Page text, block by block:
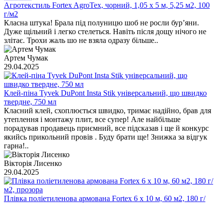
Агротекстиль Fortex AgroTex, чорний, 1,05 х 5 м, 5,25 м2, 100
г/м2
Класна штука! Брала під полуницю шоб не росли бур’яни.
Дуже щільний і легко стелеться. Навіть після дощу нічого не
злітає. Трохи жаль шо не взяла одразу більше..
Артем Чумак
29.04.2025
Клей-піна Tyvek DuPont Insta Stik універсальний, що швидко
твердне, 750 мл
Класний клей, схоплюється швидко, тримає надійно, брав для
утеплення і монтажу плит, все супер! Але найбільше
порадував продавець приємний, все підсказав і ще й конкурс
якийсь прикольний провів . Буду брати ще! Знижка за відгук
гарна!..
Вікторія Лисенко
29.04.2025
Плівка поліетиленова армована Fortex 6 x 10 м, 60 м2, 180 г/